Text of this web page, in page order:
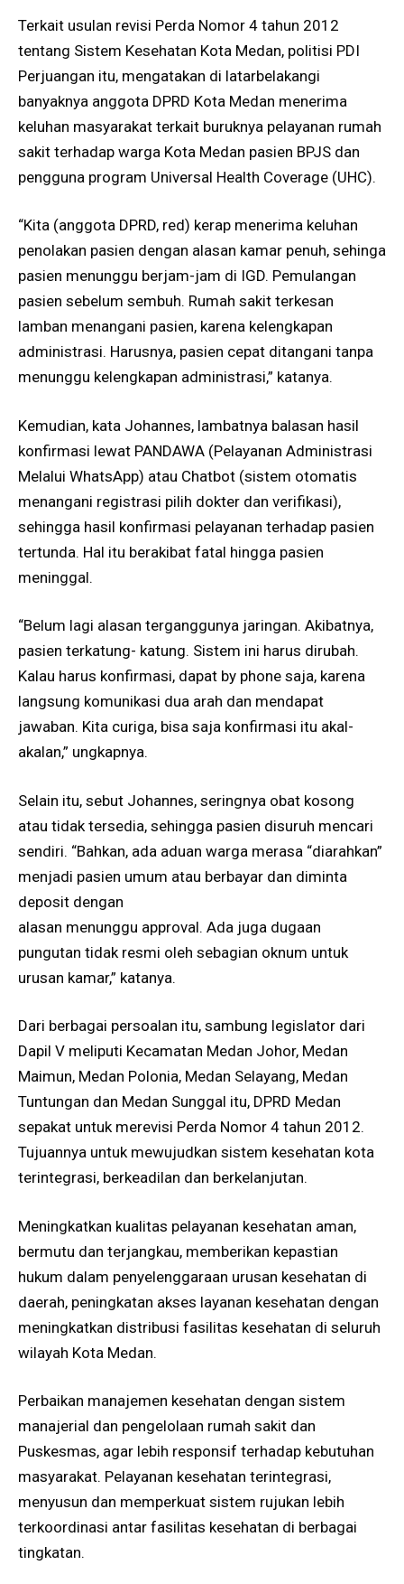
Terkait usulan revisi Perda Nomor 4 tahun 2012
tentang Sistem Kesehatan Kota Medan, politisi PDI
Perjuangan itu, mengatakan di latarbelakangi
banyaknya anggota DPRD Kota Medan menerima
keluhan masyarakat terkait buruknya pelayanan rumah
sakit terhadap warga Kota Medan pasien BPJS dan
pengguna program Universal Health Coverage (UHC).
“Kita (anggota DPRD, red) kerap menerima keluhan
penolakan pasien dengan alasan kamar penuh, sehinga
pasien menunggu berjam-jam di IGD. Pemulangan
pasien sebelum sembuh. Rumah sakit terkesan
lamban menangani pasien, karena kelengkapan
administrasi. Harusnya, pasien cepat ditangani tanpa
menunggu kelengkapan administrasi,” katanya.
Kemudian, kata Johannes, lambatnya balasan hasil
konfirmasi lewat PANDAWA (Pelayanan Administrasi
Melalui WhatsApp) atau Chatbot (sistem otomatis
menangani registrasi pilih dokter dan verifikasi),
sehingga hasil konfirmasi pelayanan terhadap pasien
tertunda. Hal itu berakibat fatal hingga pasien
meninggal.
“Belum lagi alasan terganggunya jaringan. Akibatnya,
pasien terkatung- katung. Sistem ini harus dirubah.
Kalau harus konfirmasi, dapat by phone saja, karena
langsung komunikasi dua arah dan mendapat
jawaban. Kita curiga, bisa saja konfirmasi itu akal-
akalan,” ungkapnya.
Selain itu, sebut Johannes, seringnya obat kosong
atau tidak tersedia, sehingga pasien disuruh mencari
sendiri. “Bahkan, ada aduan warga merasa “diarahkan”
menjadi pasien umum atau berbayar dan diminta
deposit dengan
alasan menunggu approval. Ada juga dugaan
pungutan tidak resmi oleh sebagian oknum untuk
urusan kamar,” katanya.
Dari berbagai persoalan itu, sambung legislator dari
Dapil V meliputi Kecamatan Medan Johor, Medan
Maimun, Medan Polonia, Medan Selayang, Medan
Tuntungan dan Medan Sunggal itu, DPRD Medan
sepakat untuk merevisi Perda Nomor 4 tahun 2012.
Tujuannya untuk mewujudkan sistem kesehatan kota
terintegrasi, berkeadilan dan berkelanjutan.
Meningkatkan kualitas pelayanan kesehatan aman,
bermutu dan terjangkau, memberikan kepastian
hukum dalam penyelenggaraan urusan kesehatan di
daerah, peningkatan akses layanan kesehatan dengan
meningkatkan distribusi fasilitas kesehatan di seluruh
wilayah Kota Medan.
Perbaikan manajemen kesehatan dengan sistem
manajerial dan pengelolaan rumah sakit dan
Puskesmas, agar lebih responsif terhadap kebutuhan
masyarakat. Pelayanan kesehatan terintegrasi,
menyusun dan memperkuat sistem rujukan lebih
terkoordinasi antar fasilitas kesehatan di berbagai
tingkatan.